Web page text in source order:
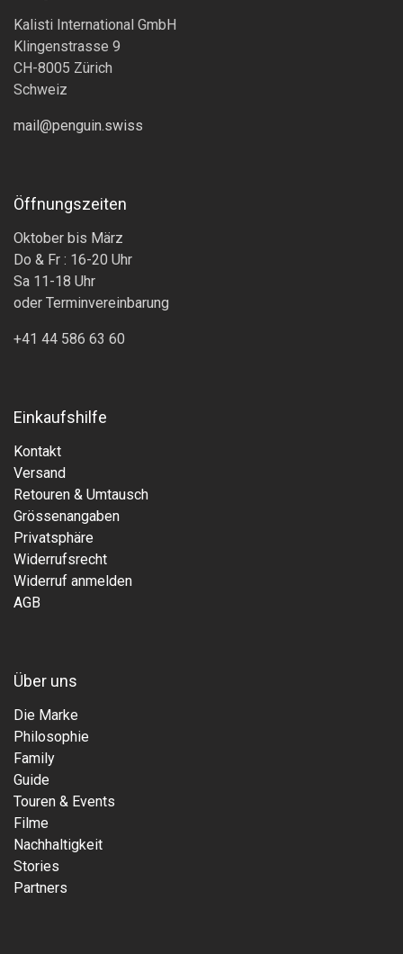
Kalisti International GmbH
Klingenstrasse 9
CH-8005 Zürich
Schweiz
mail@penguin.swiss
Öffnungszeiten
Oktober bis März
Do & Fr : 16-20 Uhr
Sa 11-18 Uhr
oder Terminvereinbarung
+41 44 586 63 60
Einkaufshilfe
Kontakt
Versand
Retouren & Umtausch
Grössenangaben
Privatsphäre
Widerrufsrecht
Widerruf anmelden
AGB
Über uns
Die Marke
Philosophie
Family
Guide
Touren & Events
Filme
Nachhaltigkeit
Stories
Partners